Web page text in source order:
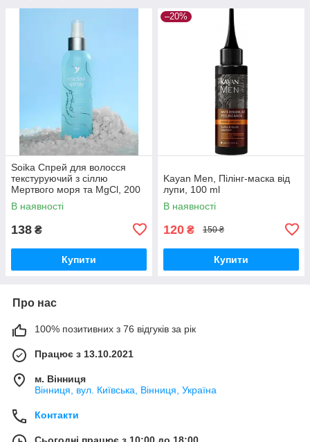
Soika Спрей для волосся
текстуруючий з сіллю
Мертвого моря та MgCl, 200
мл
В наявності
138 ₴
Купити
–20%
Kayan Men, Пілінг-маска від
лупи, 100 ml
В наявності
120 ₴ 150 ₴
Купити
Про нас
100% позитивних з 76 відгуків за рік
Працює з 13.10.2021
м. Вінниця
Вінниця, вул. Київська, Вінниця, Україна
Контакти
Сьогодні працює з 10:00 до 18:00